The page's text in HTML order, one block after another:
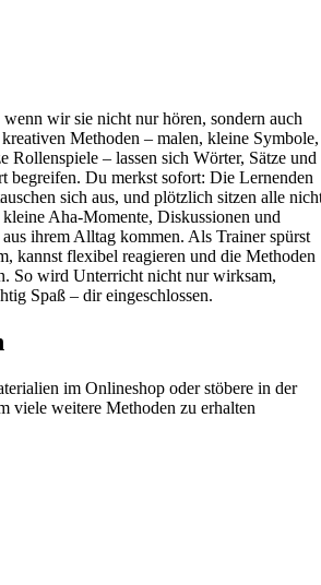
wir sie nicht nur hören, sondern auch
Methoden – malen, kleine Symbole,
Rollenspiele – lassen sich Wörter, Sätze und
begreifen. Du merkst sofort: Die Lernenden
sich aus, und plötzlich sitzen alle
Aha-Momente, Diskussionen und
ihrem Alltag kommen. Als Trainer spürst
kannst flexibel reagieren und die Methoden
So wird Unterricht nicht nur wirksam,
Spaß – dir eingeschlossen.
im Onlineshop oder stöbere in der
viele weitere Methoden zu erhalten